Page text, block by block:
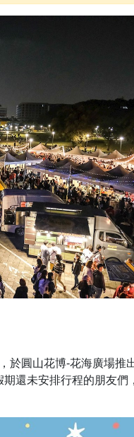
圓山花博-花海廣場推
還未安排行程的朋友們